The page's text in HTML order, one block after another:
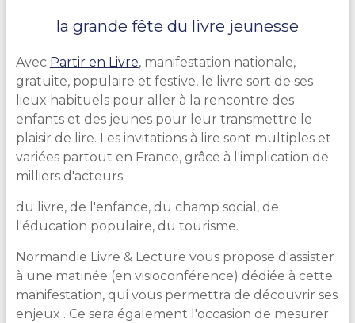
la grande fête du livre jeunesse
Avec Partir en Livre, manifestation nationale,
gratuite, populaire et festive, le livre sort de ses
lieux habituels pour aller à la rencontre des
enfants et des jeunes pour leur transmettre le
plaisir de lire. Les invitations à lire sont multiples et
variées partout en France, grâce à l'implication de
milliers d'acteurs
du livre, de l'enfance, du champ social, de
l'éducation populaire, du tourisme.
Normandie Livre & Lecture vous propose d'assister
à une matinée (en visioconférence) dédiée à cette
manifestation, qui vous permettra de découvrir ses
enjeux . Ce sera également l'occasion de mesurer